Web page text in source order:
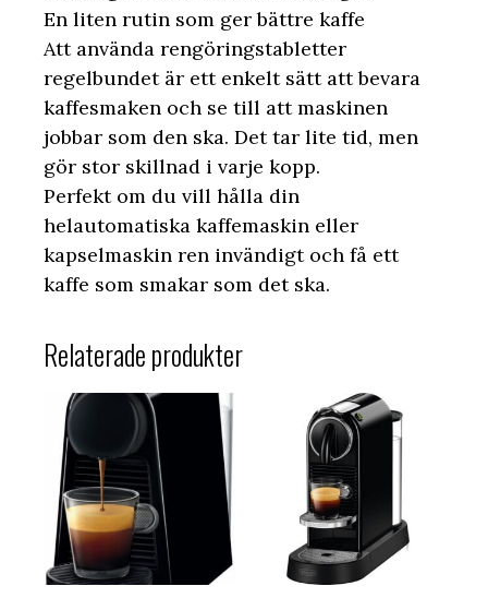
En liten rutin som ger bättre kaffe
Att använda rengöringstabletter
regelbundet är ett enkelt sätt att bevara
kaffesmaken och se till att maskinen
jobbar som den ska. Det tar lite tid, men
gör stor skillnad i varje kopp.
Perfekt om du vill hålla din
helautomatiska kaffemaskin eller
kapselmaskin ren invändigt och få ett
kaffe som smakar som det ska.
Relaterade produkter